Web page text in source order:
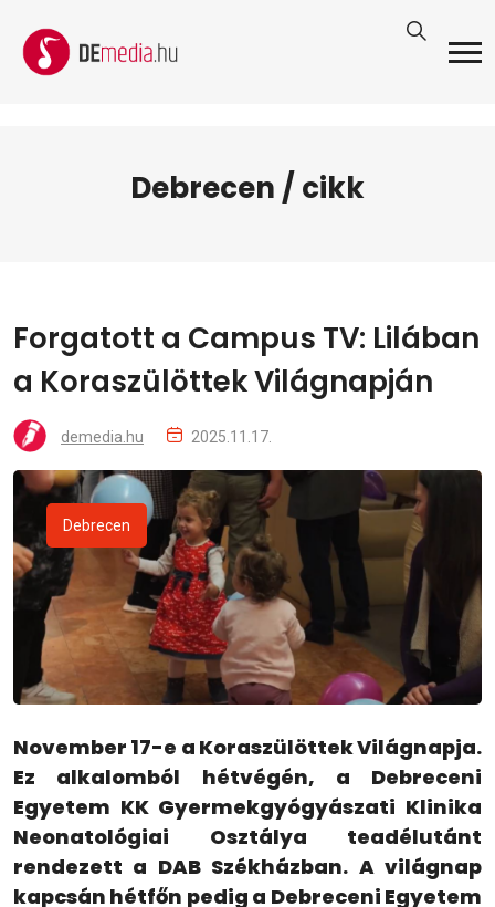
Debrecen / cikk
Forgatott a Campus TV: Lilában
a Koraszülöttek Világnapján
demedia.hu 2025.11.17.
Debrecen
November 17-e a Koraszülöttek Világnapja.
Ez alkalomból hétvégén, a Debreceni
Egyetem KK Gyermekgyógyászati Klinika
Neonatológiai Osztálya teadélutánt
rendezett a DAB Székházban. A világnap
kapcsán hétfőn pedig a Debreceni Egyetem